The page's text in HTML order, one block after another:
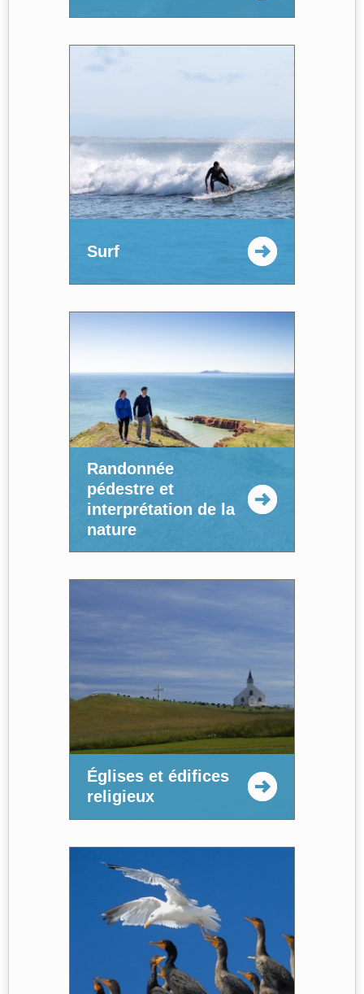
Surf
Randonnée
pédestre et
interprétation de la
nature
Églises et édifices
religieux